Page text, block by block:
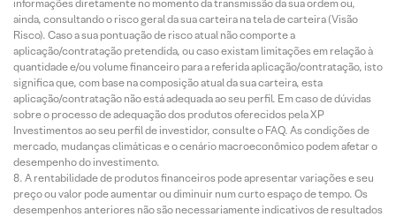
informações diretamente no momento da transmissão da sua ordem ou,
ainda, consultando o risco geral da sua carteira na tela de carteira (Visão
Risco). Caso a sua pontuação de risco atual não comporte a
aplicação/contratação pretendida, ou caso existam limitações em relação à
quantidade e/ou volume financeiro para a referida aplicação/contratação, isto
significa que, com base na composição atual da sua carteira, esta
aplicação/contratação não está adequada ao seu perfil. Em caso de dúvidas
sobre o processo de adequação dos produtos oferecidos pela XP
Investimentos ao seu perfil de investidor, consulte o FAQ. As condições de
mercado, mudanças climáticas e o cenário macroeconômico podem afetar o
desempenho do investimento.
A rentabilidade de produtos financeiros pode apresentar variações e seu
preço ou valor pode aumentar ou diminuir num curto espaço de tempo. Os
desempenhos anteriores não são necessariamente indicativos de resultados